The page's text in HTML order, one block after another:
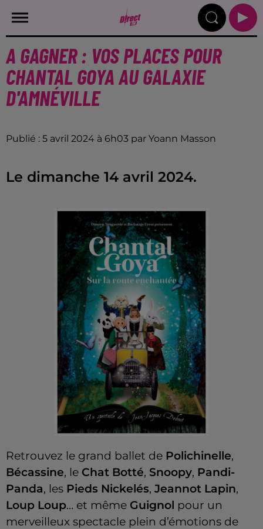
A GAGNER : VOS PLACES POUR
CHANTAL GOYA AU GALAXIE
D'AMNÉVILLE
Publié : 5 avril 2024 à 6h03 par Yoann Masson
Le dimanche 14 avril 2024.
Retrouvez le grand ballet de Polichinelle,
Bécassine, le Chat Botté, Snoopy, Pandi-
Panda, les Pieds Nickelés, Jeannot Lapin,
Loup Loup… et même Guignol pour un
merveilleux spectacle plein d’émotions de